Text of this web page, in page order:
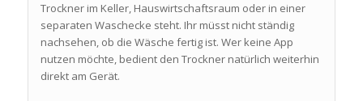
Trockner im Keller, Hauswirtschaftsraum oder in einer
separaten Waschecke steht. Ihr müsst nicht ständig
nachsehen, ob die Wäsche fertig ist. Wer keine App
nutzen möchte, bedient den Trockner natürlich weiterhin
direkt am Gerät.